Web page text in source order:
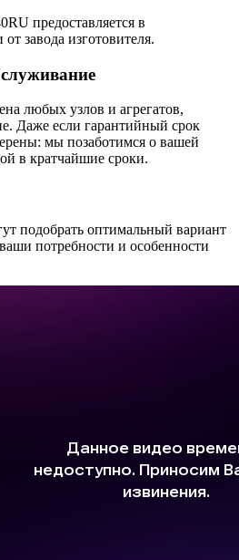
предоставляется в
завода изготовителя.
любых узлов и агрегатов,
Даже если гарантийный срок
мы позаботимся о вашей
в кратчайшие сроки.
подобрать оптимальный вариант
потребности и особенности